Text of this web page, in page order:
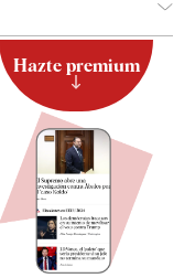
Hazte premium